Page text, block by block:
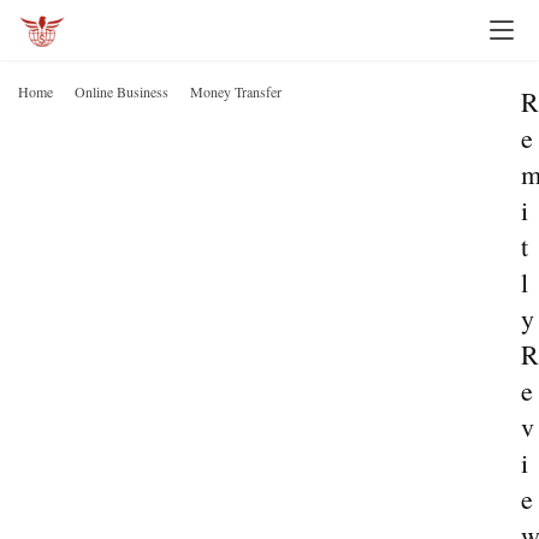
Home Online Business Money Transfer
R
e
i
t
l
y
R
e
v
i
e